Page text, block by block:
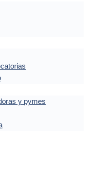
y pymes